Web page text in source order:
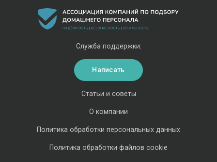
Статьи и советы
О компании
Политика обработки персональных данных
Политика обработки файлов cookie
Служба поддержки:
Написать